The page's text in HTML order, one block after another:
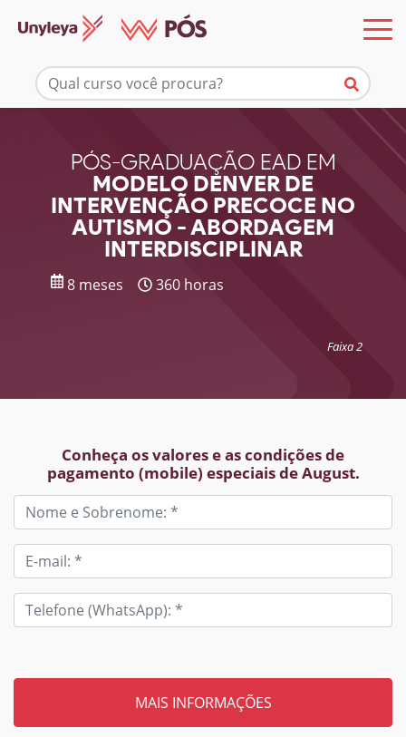
PÓS-GRADUAÇÃO EAD EM
MODELO DENVER DE
INTERVENÇÃO PRECOCE NO
AUTISMO - ABORDAGEM
INTERDISCIPLINAR
8 meses 360 horas
Faixa 2
Conheça os valores e as condições de
pagamento (mobile) especiais de August.
Mais informações